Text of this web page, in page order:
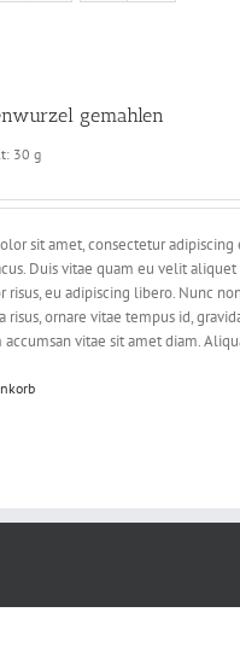
gemahlen
30 g
sit amet, consectetur
Duis vitae quam eu velit
risus, eu adipiscing libero. Nunc
ornare vitae tempus id,
vitae sit amet diam.